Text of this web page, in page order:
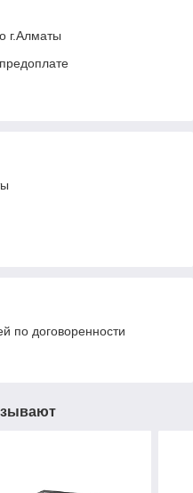
г.Алматы
по договоренности